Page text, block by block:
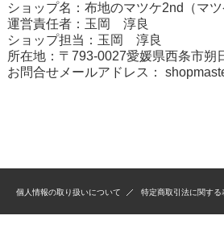
ショップ名：布地のマツケ2nd（マツ
運営責任者：玉岡 淳良
ショップ担当：玉岡 淳良
所在地：〒793-0027愛媛県西条市朔
お問合せメールアドレス：
個人情報の取り扱いについて 特定商取引法に関する